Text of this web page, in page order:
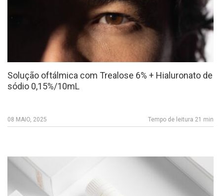
Solução oftálmica com Trealose 6% + Hialuronato de
sódio 0,15%/10mL
08 MAIO, 2025 Tempo de leitura 21 min